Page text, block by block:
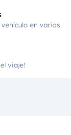
en varios
viaje!